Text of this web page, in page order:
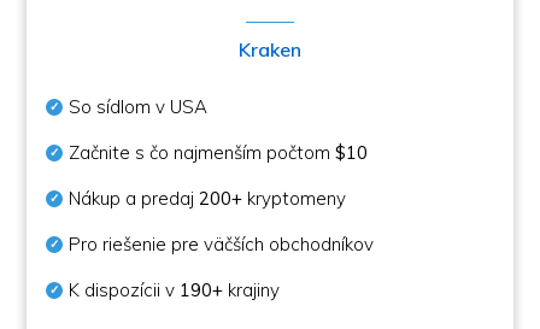
Kraken
So sídlom v USA
Začnite s čo najmenším počtom$10
Nákup a predaj200+ kryptomeny
Pro riešenie pre väčších obchodníkov
K dispozícii v 190+ krajiny